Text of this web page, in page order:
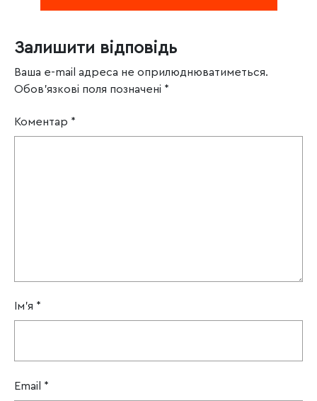
Залишити відповідь
Ваша e-mail адреса не оприлюднюватиметься.
Обов’язкові поля позначені *
Коментар *
Ім'я *
Email *